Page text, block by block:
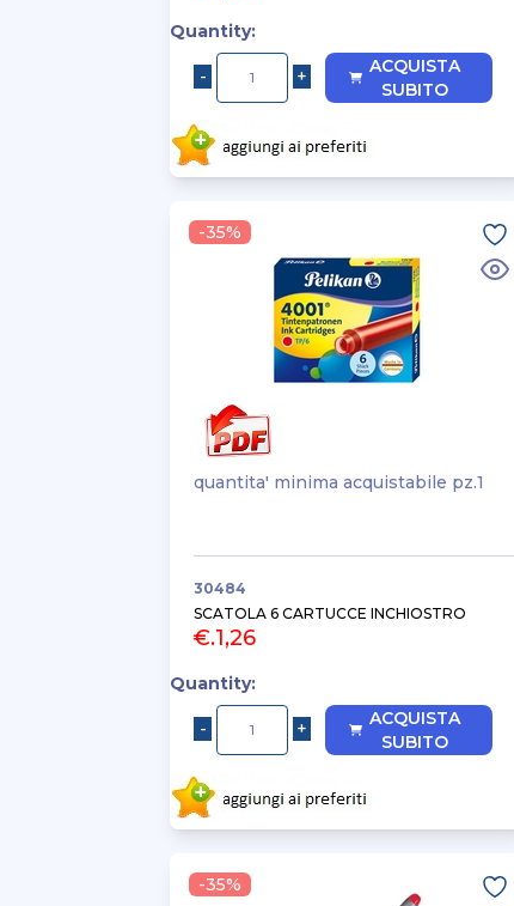
Quantity:
ACQUISTA
SUBITO
quantita' minima acquistabile pz.1
30484
SCATOLA 6 CARTUCCE INCHIOSTRO
€.1,26
Quantity:
ACQUISTA
SUBITO
-35%
-35%